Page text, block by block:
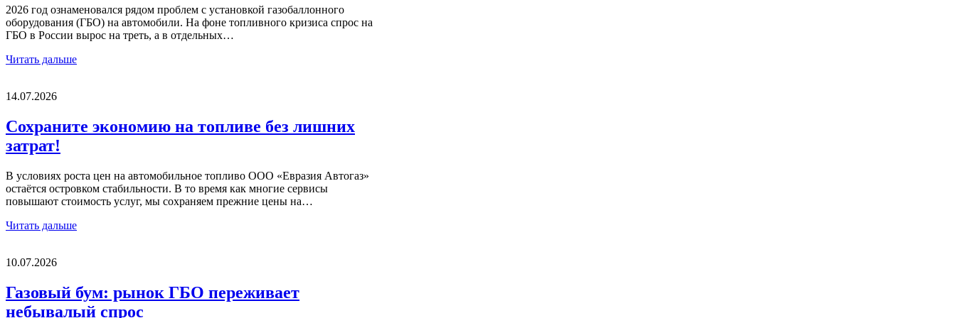
2026 год ознаменовался рядом проблем с установкой газобаллонного
оборудования (ГБО) на автомобили. На фоне топливного кризиса спрос на
ГБО в России вырос на треть, а в отдельных…
Читать дальше
14.07.2026
Сохраните экономию на топливе без лишних
затрат!
В условиях роста цен на автомобильное топливо ООО «Евразия Автогаз»
остаётся островком стабильности. В то время как многие сервисы
повышают стоимость услуг, мы сохраняем прежние цены на…
Читать дальше
10.07.2026
Газовый бум: рынок ГБО переживает
небывалый спрос